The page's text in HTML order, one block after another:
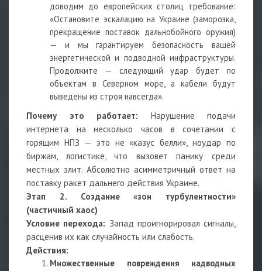
доводим до европейских столиц требование:
«Остановите эскалацию на Украине (заморозка,
прекращение поставок дальнобойного оружия)
— и мы гарантируем безопасность вашей
энергетической и подводной инфраструктуры.
Продолжите — следующий удар будет по
объектам в Северном море, а кабели будут
выведены из строя навсегда».
Почему это работает:
Нарушение подачи
интернета на несколько часов в сочетании с
горящим НПЗ — это не «казус белли», ноудар по
биржам, логистике, что вызовет панику среди
местных элит. Абсолютно асимметричный ответ на
поставку ракет дальнего действия Украине.
Этап 2. Создание «зон турбулентности»
(частичный хаос)
Условие перехода: Запад проигнорировал сигналы,
расценив их как случайность или слабость.
Действия:
Множественные повреждения надводных